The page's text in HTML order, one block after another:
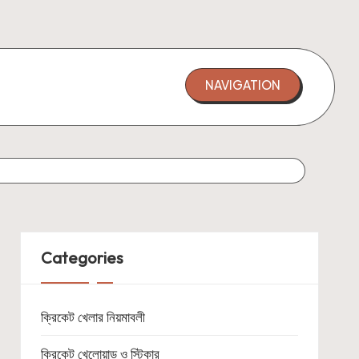
NAVIGATION
Categories
ক্রিকেট খেলার নিয়মাবলী
ক্রিকেট খেলোয়াড় ও স্টিকার